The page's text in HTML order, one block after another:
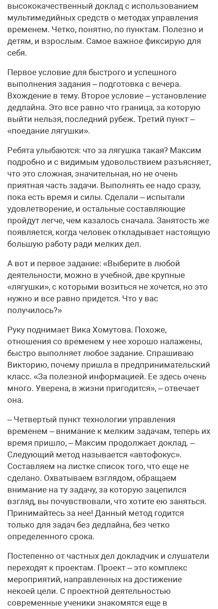
высококачественный доклад с использованием
мультимедийных средств о методах управления
временем. Четко, понятно, по пунктам. Полезно и
детям, и взрослым. Самое важное фиксирую для
себя.
Первое условие для быстрого и успешного
выполнения задания – подготовка с вечера.
Вхождение в тему. Второе условие – установление
дедлайна. Это все равно что граница, за которую
выйти нельзя, последний рубеж. Третий пункт –
«поедание лягушки».
Ребята улыбаются: что за лягушка такая? Максим
подробно и с видимым удовольствием разъясняет,
что это сложная, значительная, но не очень
приятная часть задачи. Выполнять ее надо сразу,
пока есть время и силы. Сделали – испытали
удовлетворение, и остальные составляющие
пройдут легче, чем казалось сначала. Занятость же
появляется, когда человек откладывает настоящую
большую работу ради мелких дел.
А вот и первое задание: «Выберите в любой
деятельности, можно в учебной, две крупные
«лягушки», с которыми возиться не хочется, но это
нужно и все равно придется. Что у вас
получилось?»
Руку поднимает Вика Хомутова. Похоже,
отношения со временем у нее хорошо налажены,
быстро выполняет любое задание. Спрашиваю
Викторию, почему пришла в предпринимательский
класс. «За полезной информацией. Ее здесь очень
много. Уверена, в жизни пригодится», – отвечает
она.
– Четвертый пункт технологии управления
временем – внимание к мелким задачам, теперь их
время пришло, – Максим продолжает доклад. –
Следующий метод называется «автофокус».
Составляем на листке список того, что еще не
сделано. Охватываем взглядом, обращаем
внимание на ту задачу, за которую зацепился
взгляд, вы почувствовали, что хотите ею заняться.
Принимайтесь за нее! Данный метод годится
только для задач без дедлайна, без четко
определенного срока.
Постепенно от частных дел докладчик и слушатели
переходят к проектам. Проект – это комплекс
мероприятий, направленных на достижение
некоей цели. С проектной деятельностью
современные ученики знакомятся еще в